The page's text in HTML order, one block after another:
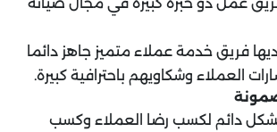
فريق خدمة عملاء متميز جاهز دائما
العملاء وشكاويهم باحترافية كبيرة.
دائم لكسب رضا العملاء وكسب